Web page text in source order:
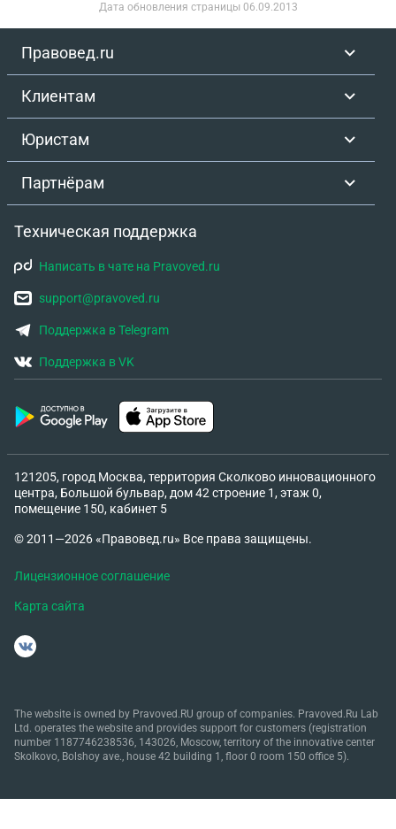
Дата обновления страницы 06.09.2013
Правовед.ru
Клиентам
Юристам
Партнёрам
Техническая поддержка
Написать в чате на Pravoved.ru
support@pravoved.ru
Поддержка в Telegram
Поддержка в VK
121205, город Москва, территория Сколково инновационного
центра, Большой бульвар, дом 42 строение 1, этаж 0,
помещение 150, кабинет 5
© 2011—2026 «Правовед.ru» Все права защищены.
Лицензионное соглашение
Карта сайта
The website is owned by Pravoved.RU group of companies. Pravoved.Ru Lab
Ltd. operates the website and provides support for customers (registration
number 1187746238536, 143026, Moscow, territory of the innovative center
Skolkovo, Bolshoy ave., house 42 building 1, floor 0 room 150 office 5).